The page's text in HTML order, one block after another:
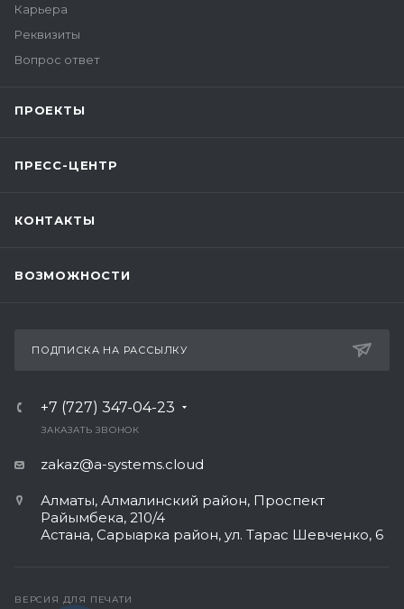
Карьера
Реквизиты
Вопрос ответ
ПРОЕКТЫ
ПРЕСС-ЦЕНТР
КОНТАКТЫ
ВОЗМОЖНОСТИ
ПОДПИСКА НА РАССЫЛКУ
+7 (727) 347-04-23
ЗАКАЗАТЬ ЗВОНОК
zakaz@a-systems.cloud
Алматы, ​Алмалинский район, Проспект
Райымбека, 210/4
Астана, Сарыарка район, ул. Тарас Шевченко, 6​
ВЕРСИЯ ДЛЯ ПЕЧАТИ